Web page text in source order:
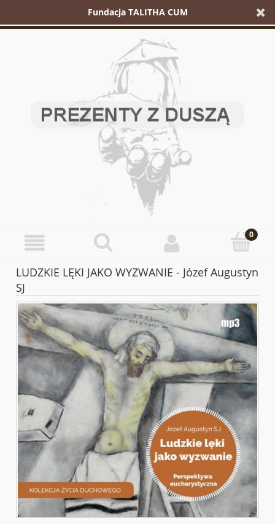
Fundacja TALITHA CUM
LUDZKIE LĘKI JAKO WYZWANIE - Józef Augustyn
SJ